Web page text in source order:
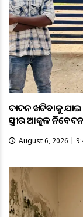
ଦାଦନ ଖଟିବାକୁ ଯାଇ
ସ୍ତ୍ରୀର ଆକୁଳ ନିବେଦନ
August 6, 2026 |